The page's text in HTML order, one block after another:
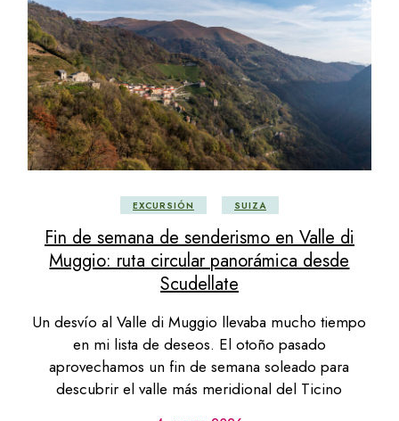
EXCURSIÓN SUIZA
Fin de semana de senderismo en Valle di
Muggio: ruta circular panorámica desde
Scudellate
Un desvío al Valle di Muggio llevaba mucho tiempo
en mi lista de deseos. El otoño pasado
aprovechamos un fin de semana soleado para
descubrir el valle más meridional del Ticino